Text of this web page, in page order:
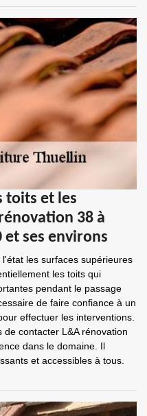
toits et les
38 à
et ses environs
les surfaces supérieures
les toits qui
pendant le passage
de faire confiance à un
effectuer les interventions.
contacter L&A rénovation
dans le domaine. Il
et accessibles à tous.